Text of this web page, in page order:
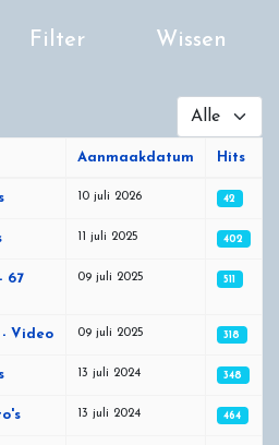
Filter Wissen
Toon #
Aanmaakdatum Hits
10 juli 2026 42
11 juli 2025 402
67
09 juli 2025 511
- Video 09 juli 2025 318
13 juli 2024 348
13 juli 2024 464